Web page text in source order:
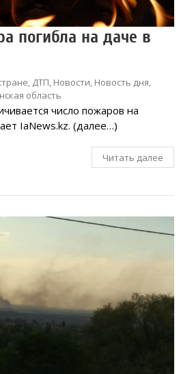
погибла на даче в
ДТП Новости Новость дня
область
число пожаров на
IaNews.kz. (далее…)
Читать далее